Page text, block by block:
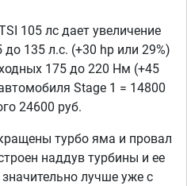
105 лс дает увеличение
135 л.с. (+30 hp или 29%)
175 до 220 Нм (+45
Stage 1 = 14800
24600 руб.
турбо яма и провал
наддув турбины и ее
лучше уже с